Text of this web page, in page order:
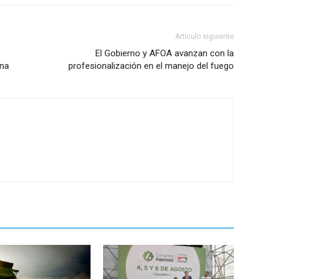
Artículo siguiente
El Gobierno y AFOA avanzan con la
profesionalización en el manejo del fuego